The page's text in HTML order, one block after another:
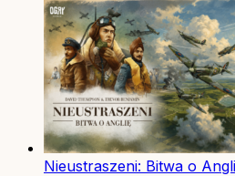
Nieustraszeni: Bitwa o